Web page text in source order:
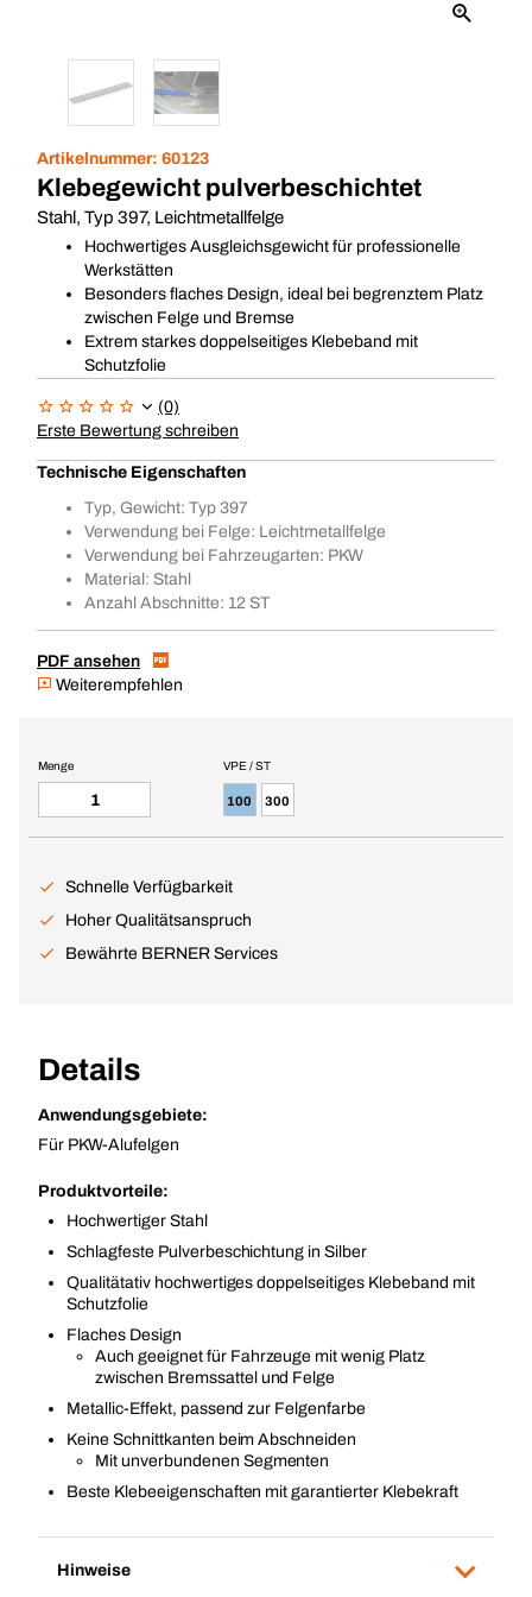
Artikelnummer: 60123
Klebegewicht pulverbeschichtet
Stahl, Typ 397, Leichtmetallfelge
Hochwertiges Ausgleichsgewicht für professionelle
Werkstätten
Besonders flaches Design, ideal bei begrenztem Platz
zwischen Felge und Bremse
Extrem starkes doppelseitiges Klebeband mit
Schutzfolie
(0)
Erste Bewertung schreiben
Technische Eigenschaften
Typ, Gewicht: Typ 397
Verwendung bei Felge: Leichtmetallfelge
Verwendung bei Fahrzeugarten: PKW
Material: Stahl
Anzahl Abschnitte: 12 ST
PDF ansehen
Weiterempfehlen
VPE / ST
100 300
Menge
Schnelle Verfügbarkeit
Hoher Qualitätsanspruch
Bewährte BERNER Services
Details
Anwendungsgebiete:
Für PKW-Alufelgen
Produktvorteile:
Hochwertiger Stahl
Schlagfeste Pulverbeschichtung in Silber
Qualitätativ hochwertiges doppelseitiges Klebeband mit
Schutzfolie
Flaches Design
Auch geeignet für Fahrzeuge mit wenig Platz
zwischen Bremssattel und Felge
Metallic-Effekt, passend zur Felgenfarbe
Keine Schnittkanten beim Abschneiden
Mit unverbundenen Segmenten
Beste Klebeeigenschaften mit garantierter Klebekraft
Hinweise